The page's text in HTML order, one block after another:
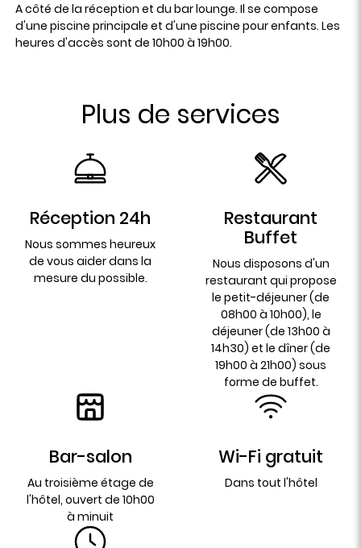
A côté de la réception et du bar lounge. Il se compose
d'une piscine principale et d'une piscine pour enfants. Les
heures d'accès sont de 10h00 à 19h00.
Plus de services
Réception 24h
Nous sommes heureux
de vous aider dans la
mesure du possible.
Restaurant
Buffet
Nous disposons d'un
restaurant qui propose
le petit-déjeuner (de
08h00 à 10h00), le
déjeuner (de 13h00 à
14h30) et le dîner (de
19h00 à 21h00) sous
forme de buffet.
Bar-salon
Au troisième étage de
l'hôtel, ouvert de 10h00
à minuit
Wi-Fi gratuit
Dans tout l'hôtel